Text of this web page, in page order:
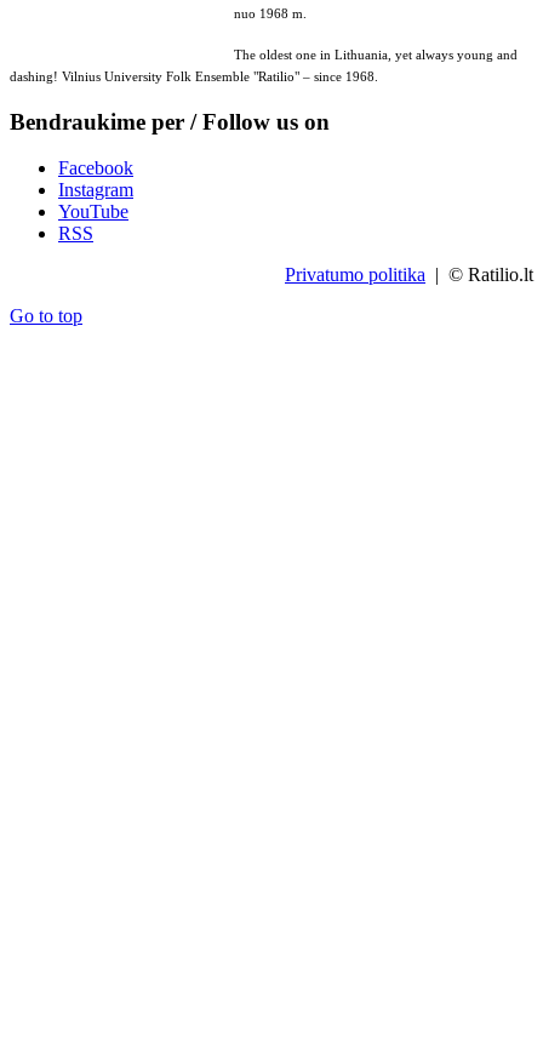
nuo 1968 m.
The oldest one in Lithuania, yet always young and
dashing! Vilnius University Folk Ensemble "Ratilio" – since 1968.
Bendraukime per / Follow us on
Facebook
Instagram
YouTube
RSS
Privatumo politika | © Ratilio.lt
Go to top